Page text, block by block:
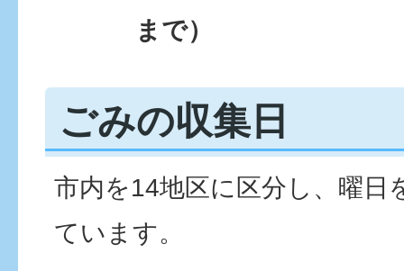
まで）
ごみの収集日
市内を14地区に区分し、曜日
ています。